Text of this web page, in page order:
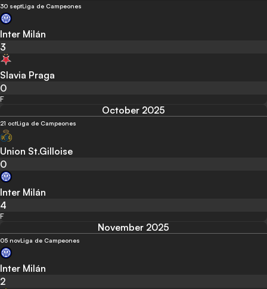
30 septLiga de Campeones
Inter Milán
3
Slavia Praga
0
F
October 2025
21 octLiga de Campeones
Union St.Gilloise
0
Inter Milán
4
F
November 2025
05 novLiga de Campeones
Inter Milán
2